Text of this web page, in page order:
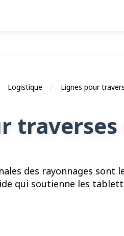
Logistique Lignes pour
des rayonnages
qui soutienne les